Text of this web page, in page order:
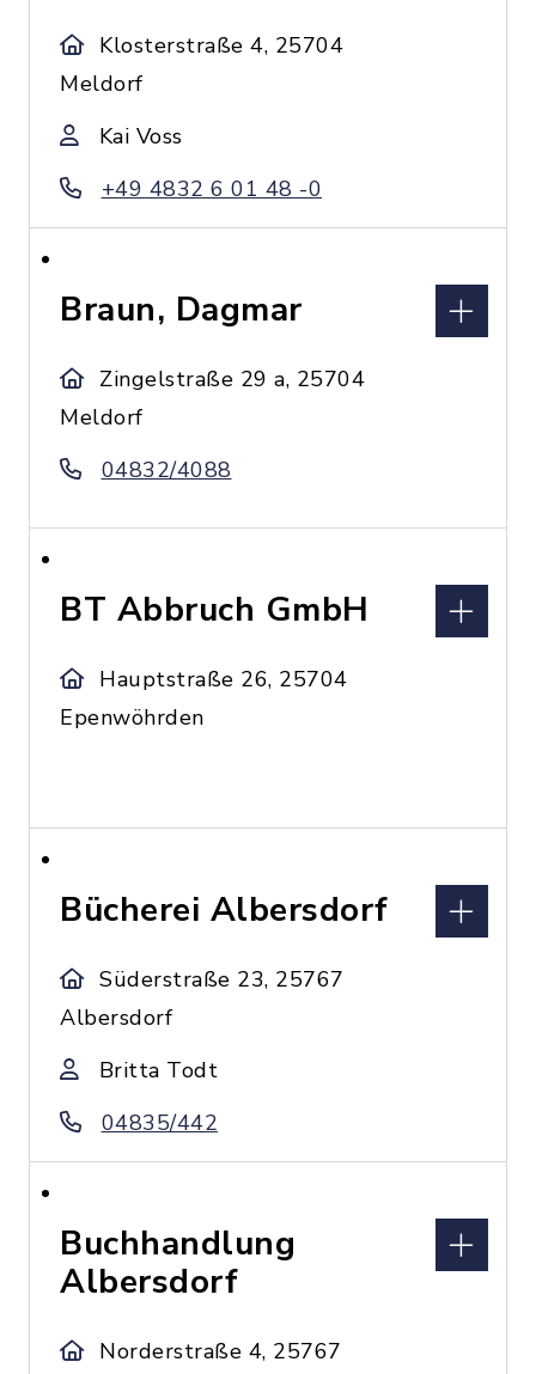
Klosterstraße 4, 25704
Meldorf
Kai Voss
+49 4832 6 01 48 -0
Braun, Dagmar
Zingelstraße 29 a, 25704
Meldorf
04832/4088
BT Abbruch GmbH
Hauptstraße 26, 25704
Epenwöhrden
Bücherei Albersdorf
Süderstraße 23, 25767
Albersdorf
Britta Todt
04835/442
Buchhandlung
Albersdorf
Norderstraße 4, 25767